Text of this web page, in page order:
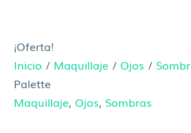
¡Oferta!
Inicio / Maquillaje / Ojos /
Palette
Maquillaje, Ojos, Sombras